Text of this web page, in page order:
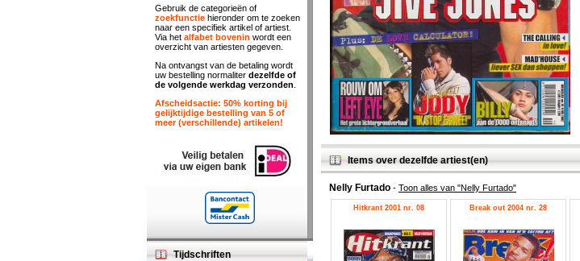
Items over dezelfde artiest(en)
Nelly Furtado - Toon alles van "Nelly Furtado"
Hitkrant 2001 nr. 08 Break out 2004 nr. 28
Gebruik de categorieën of
zoekfunctie hieronder om te zoeken
naar een specifiek artikel of artiest.
Via het alfabet bovenin wordt een
overzicht van artiesten gegeven.
Na ontvangst van de betaling wordt
uw bestelling normaliter dezelfde of
de volgende werkdag verzonden
Afscheidsactie: 50% korting bij
gelijktijdige bestelling van 5 of
meer (verschillende) artikelen!
Tijdschriften